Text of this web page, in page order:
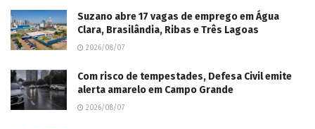
Suzano abre 17 vagas de emprego em Água
Clara, Brasilândia, Ribas e Três Lagoas
2026/08/07
Com risco de tempestades, Defesa Civil emite
alerta amarelo em Campo Grande
2026/08/07